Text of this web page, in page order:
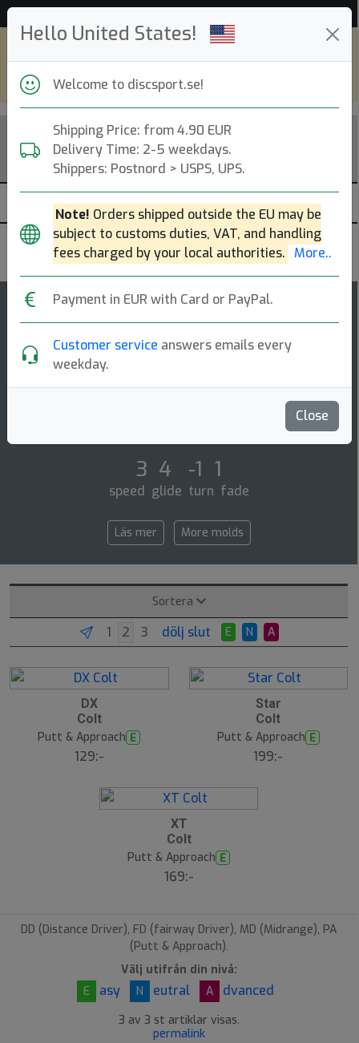
Hello United States!
Welcome to discsport.se!
Shipping Price: from 4.90 EUR
Delivery Time: 2-5 weekdays.
Shippers: Postnord > USPS, UPS.
Note! Orders shipped outside the EU may be
subject to customs duties, VAT, and handling
fees charged by your local authorities. More..
Payment in EUR with Card or PayPal.
Customer service answers emails every
weekday.
Close
go todiscsport.com
Innova
Colt
The colt is a completely new low profile small
diameter putt and approach disc similar to our xd or
classic roc. it is a fairly straight fly [...]
3 4 -1 1
speed glide turn fade
Läs mer More molds
Sortera
dölj slut E N A
DX
Colt
Putt & Approach E
129:-
Star
Colt
Putt & Approach E
199:-
XT
Colt
Putt & Approach E
169:-
DD (Distance Driver), FD (fairway Driver), MD (Midrange), PA
(Putt & Approach).
Välj utifrån din nivå:
E
asy N eutral A dvanced
3 av 3 st artiklar visas.
permalink